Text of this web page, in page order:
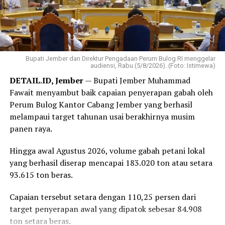
Tematik, Agus Apriawan; dan Tenaga Ahli Bidang
Komunikasi Publik, Rahmat Sahid.
‎”Terima kasih kepada seluruh rekan-rekan. Ini HUT
pertama kita. Mari jaga solidaritas demi mewujudkan visi
besar Partai Rakyat Indonesia,” kata Robert.
‎Selain perayaan HUT, kegiatan yang dipusatkan di
Bandar Lampung juga diisi dengan sejumlah agenda
bakti sosial, di antaranya donor darah hingga
peluncuran ambulans yang diperuntukkan bagi 38 DPD
PRI di seluruh Indonesia.
Reporter:Juan Ambarita
Bupati Jember dan Direktur Pengadaan Perum Bulog RI menggelar
audiensi, Rabu (5/8/2026). (Foto: Istimewa)
DETAIL.ID, Jember— Bupati Jember Muhammad
Fawait menyambut baik capaian penyerapan gabah oleh
Perum Bulog Kantor Cabang Jember yang berhasil
melampaui target tahunan usai berakhirnya musim
panen raya.
Hingga awal Agustus 2026, volume gabah petani lokal
yang berhasil diserap mencapai 183.020 ton atau setara
93.615 ton beras.
Capaian tersebut setara dengan 110,25 persen dari
target penyerapan awal yang dipatok sebesar 84.908
ton setara beras.